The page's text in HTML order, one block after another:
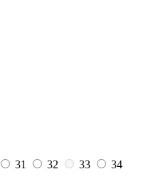
31 32 33
34